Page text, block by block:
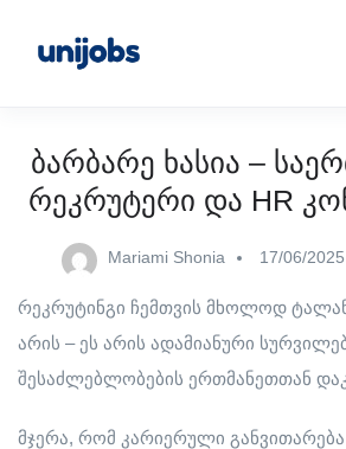
ბარბარე ხასია –
რეკრუტერი და HR
Mariami Shonia 17/06/2025
რეკრუტინგი ჩემთვის მხოლოდ
არის – ეს არის ადამიანური
შესაძლებლობების ერთმანეთთან
მჯერა, რომ კარიერული